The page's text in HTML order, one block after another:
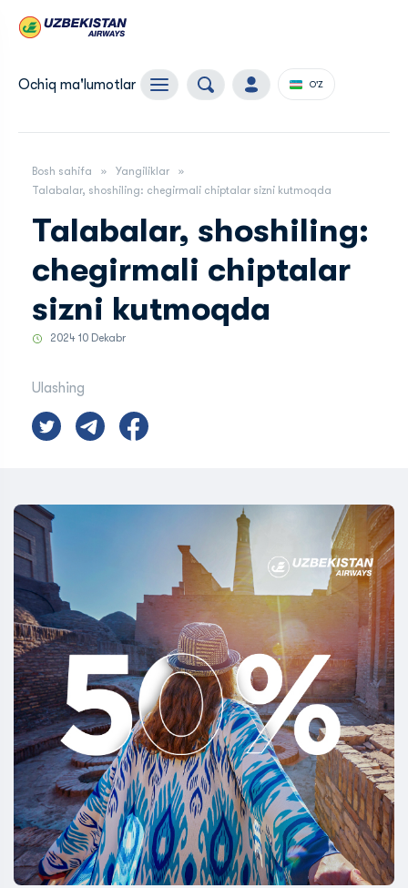
Ochiq ma'lumotlar O'Z
Bosh sahifa
Yangiliklar
Talabalar, shoshiling: chegirmali chiptalar sizni kutmoqda
Talabalar, shoshiling:
chegirmali chiptalar
sizni kutmoqda
2024 10 Dekabr
Ulashing